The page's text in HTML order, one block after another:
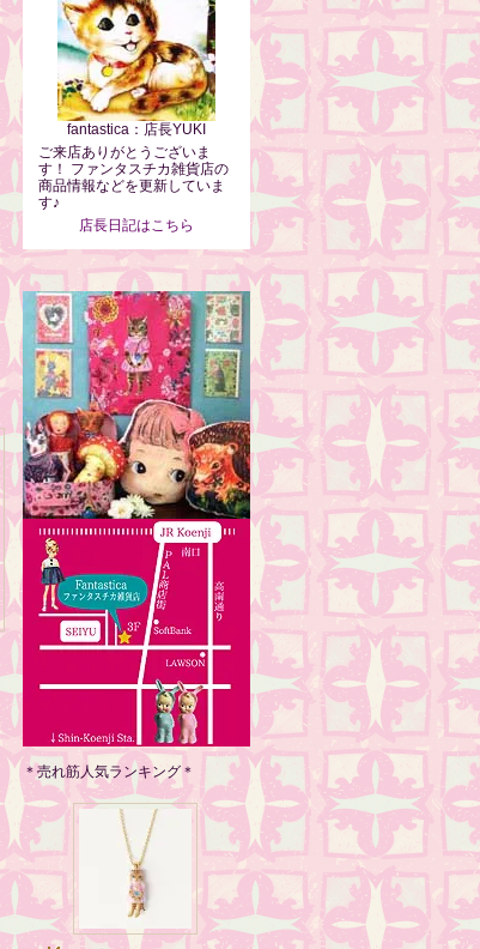
fantastica：店長YUKI
ご来店ありがとうございま
す！ ファンタスチカ雑貨店の
商品情報などを更新していま
す♪
店長日記はこちら
＊売れ筋人気ランキング＊